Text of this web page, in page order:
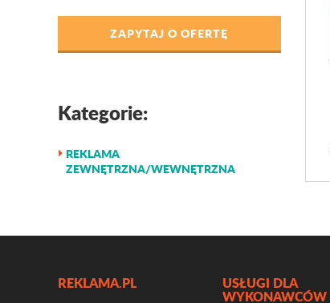
ZAPYTAJ O OFERTĘ
Kategorie:
REKLAMA
ZEWNĘTRZNA/WEWNĘTRZNA
REKLAMA.PL USŁUGI DLA
WYKONAWCÓW